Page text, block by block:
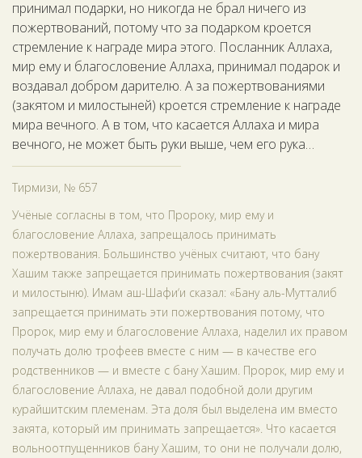
принимал подарки, но никогда не брал ничего из
пожертвований, потому что за подарком кроется
стремление к награде мира этого. Посланник Аллаха,
мир ему и благословение Аллаха, принимал подарок и
воздавал добром дарителю. А за пожертвованиями
(закятом и милостыней) кроется стремление к награде
мира вечного. А в том, что касается Аллаха и мира
вечного, не может быть руки выше, чем его рука…
Тирмизи, № 657
Учёные согласны в том, что Пророку, мир ему и
благословение Аллаха, запрещалось принимать
пожертвования. Большинство учёных считают, что бану
Хашим также запрещается принимать пожертвования (закят
и милостыню). Имам аш-Шафи‘и сказал: «Бану аль-Мутталиб
запрещается принимать эти пожертвования потому, что
Пророк, мир ему и благословение Аллаха, наделил их правом
получать долю трофеев вместе с ним — в качестве его
родственников — и вместе с бану Хашим. Пророк, мир ему и
благословение Аллаха, не давал подобной доли другим
курайшитским племенам. Эта доля был выделена им вместо
закята, который им принимать запрещается». Что касается
вольноотпущенников бану Хашим, то они не получали долю,